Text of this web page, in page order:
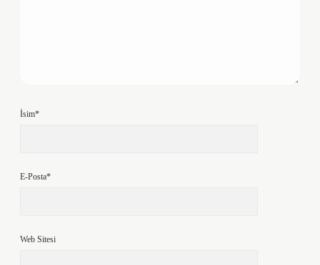
İsim*
E-Posta*
Web Sitesi